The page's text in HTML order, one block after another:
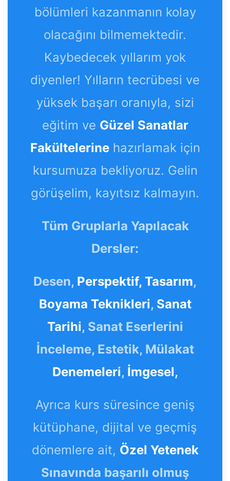
bölümleri kazanmanın kolay
olacağını bilmemektedir.
Kaybedecek yıllarım yok
diyenler! Yılların tecrübesi ve
yüksek başarı oranıyla, sizi
eğitim ve Güzel Sanatlar
Fakültelerinehazırlamak için
kursumuza bekliyoruz. Gelin
görüşelim, kayıtsız kalmayın.
Tüm Gruplarla Yapılacak
Dersler:
Desen, Perspektif, Tasarım,
Boyama Teknikleri, Sanat
Tarihi, Sanat Eserlerini
İnceleme, Estetik, Mülakat
Denemeleri, İmgesel,
Ayrıca kurs süresince geniş
kütüphane, dijital ve geçmiş
dönemlere ait, Özel Yetenek
Sınavında başarılı olmuş